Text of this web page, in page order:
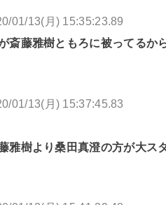
01/13(月) 15:35:23.89
斎藤雅樹ともろに被ってるか
01/13(月) 15:37:45.83
雅樹より桑田真澄の方が大ス